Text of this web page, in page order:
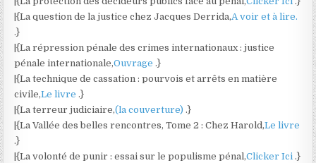
|{La question de la justice chez Jacques Derrida,A voir et à lire.
.}
|{La répression pénale des crimes internationaux : justice
pénale internationale,Ouvrage.}
|{La technique de cassation : pourvois et arrêts en matière
civile,Le livre.}
|{La terreur judiciaire,(la couverture).}
|{La Vallée des belles rencontres, Tome 2 : Chez Harold,Le livre
.}
|{La volonté de punir : essai sur le populisme pénal,Clicker Ici.}